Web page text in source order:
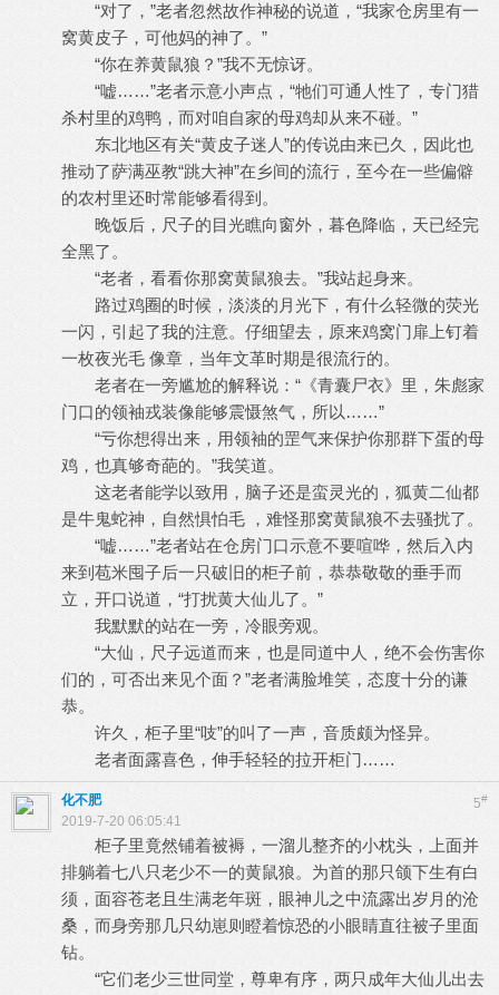
“对了，”老者忽然故作神秘的说道，“我家仓房里有一
窝黄皮子，可他妈的神了。”
“你在养黄鼠狼？”我不无惊讶。
“嘘……”老者示意小声点，“牠们可通人性了，专门猎
杀村里的鸡鸭，而对咱自家的母鸡却从来不碰。”
东北地区有关“黄皮子迷人”的传说由来已久，因此也
推动了萨满巫教“跳大神”在乡间的流行，至今在一些偏僻
的农村里还时常能够看得到。
晚饭后，尺子的目光瞧向窗外，暮色降临，天已经完
全黑了。
“老者，看看你那窝黄鼠狼去。”我站起身来。
路过鸡圈的时候，淡淡的月光下，有什么轻微的荧光
一闪，引起了我的注意。仔细望去，原来鸡窝门扉上钉着
一枚夜光毛 像章，当年文革时期是很流行的。
老者在一旁尴尬的解释说：“《青囊尸衣》里，朱彪家
门口的领袖戎装像能够震慑煞气，所以……”
“亏你想得出来，用领袖的罡气来保护你那群下蛋的母
鸡，也真够奇葩的。”我笑道。
这老者能学以致用，脑子还是蛮灵光的，狐黄二仙都
是牛鬼蛇神，自然惧怕毛 ，难怪那窝黄鼠狼不去骚扰了。
“嘘……”老者站在仓房门口示意不要喧哗，然后入内
来到苞米囤子后一只破旧的柜子前，恭恭敬敬的垂手而
立，开口说道，“打扰黄大仙儿了。”
我默默的站在一旁，冷眼旁观。
“大仙，尺子远道而来，也是同道中人，绝不会伤害你
们的，可否出来见个面？”老者满脸堆笑，态度十分的谦
恭。
许久，柜子里“吱”的叫了一声，音质颇为怪异。
老者面露喜色，伸手轻轻的拉开柜门……
5#
化不肥
2019-7-20 06:05:41
柜子里竟然铺着被褥，一溜儿整齐的小枕头，上面并
排躺着七八只老少不一的黄鼠狼。为首的那只颌下生有白
须，面容苍老且生满老年斑，眼神儿之中流露出岁月的沧
桑，而身旁那几只幼崽则瞪着惊恐的小眼睛直往被子里面
钻。
“它们老少三世同堂，尊卑有序，两只成年大仙儿出去